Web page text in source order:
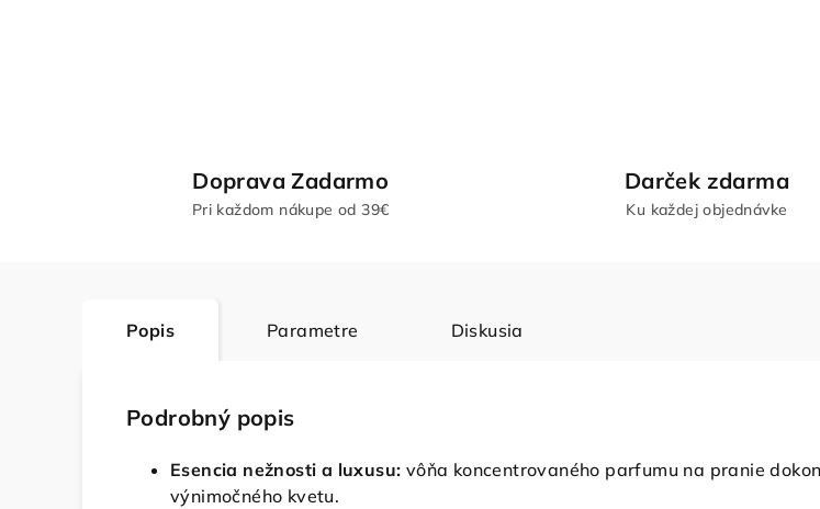
Doprava Zadarmo
Pri každom nákupe od 39€
Darček zdarma
Ku každej objednávke
Popis Parametre Diskusia
Podrobný popis
Esencia nežnosti a luxusu: vôňa koncentrovaného parfumu na pranie
výnimočného kvetu.